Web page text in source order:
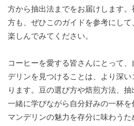
方から抽出法までをお届けします
方も、ぜひこのガイドを参考にし
楽しんでみてください。
コーヒーを愛する皆さんにとって
デリンを見つけることは、より深
ります。豆の選び方や焙煎方法、抽
一緒に学びながら自分好みの一杯を
マンデリンの魅力を存分に味わう